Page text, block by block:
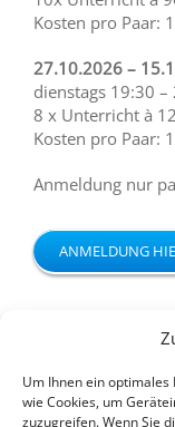
Um Ihnen ein
wie Cookies, um
zuzugreifen. Wenn Sie
Kosten pro Paar:
27.10.2026 –
dienstags 19:30
8 x Unterricht à
Kosten pro Paar:
Anmeldung nur
ANMELDUNG